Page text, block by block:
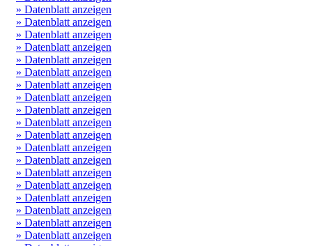
» Datenblatt anzeigen
» Datenblatt anzeigen
» Datenblatt anzeigen
» Datenblatt anzeigen
» Datenblatt anzeigen
» Datenblatt anzeigen
» Datenblatt anzeigen
» Datenblatt anzeigen
» Datenblatt anzeigen
» Datenblatt anzeigen
» Datenblatt anzeigen
» Datenblatt anzeigen
» Datenblatt anzeigen
» Datenblatt anzeigen
» Datenblatt anzeigen
» Datenblatt anzeigen
» Datenblatt anzeigen
» Datenblatt anzeigen
» Datenblatt anzeigen